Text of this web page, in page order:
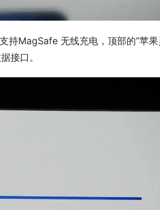
持MagSafe 无线充电，顶部的”苹
接口。